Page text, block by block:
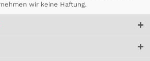
wir keine Haftung.